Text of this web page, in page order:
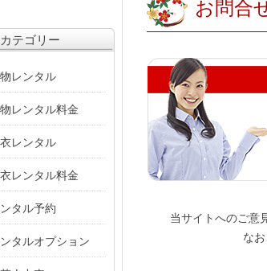
お問合
当サイトへのご意
な
カテゴリー
レンタル
レンタル料金
レンタル
レンタル料金
タル予約
タルオプション